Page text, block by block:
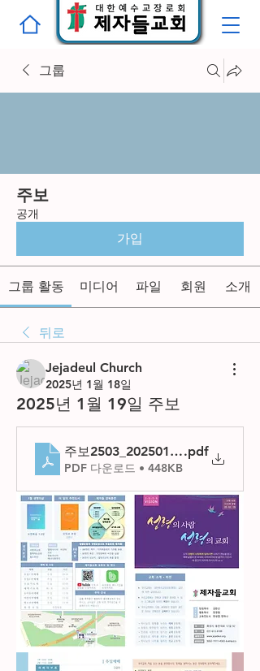
그룹
주보
공개
가입
그룹 활동 미디어 파일 회원 소개
뒤로
Jejadeul Church
2025년 1월 18일
2025년 1월 19일 주보
주보2503_20250119.pdf
PDF 다운로드 • 448KB